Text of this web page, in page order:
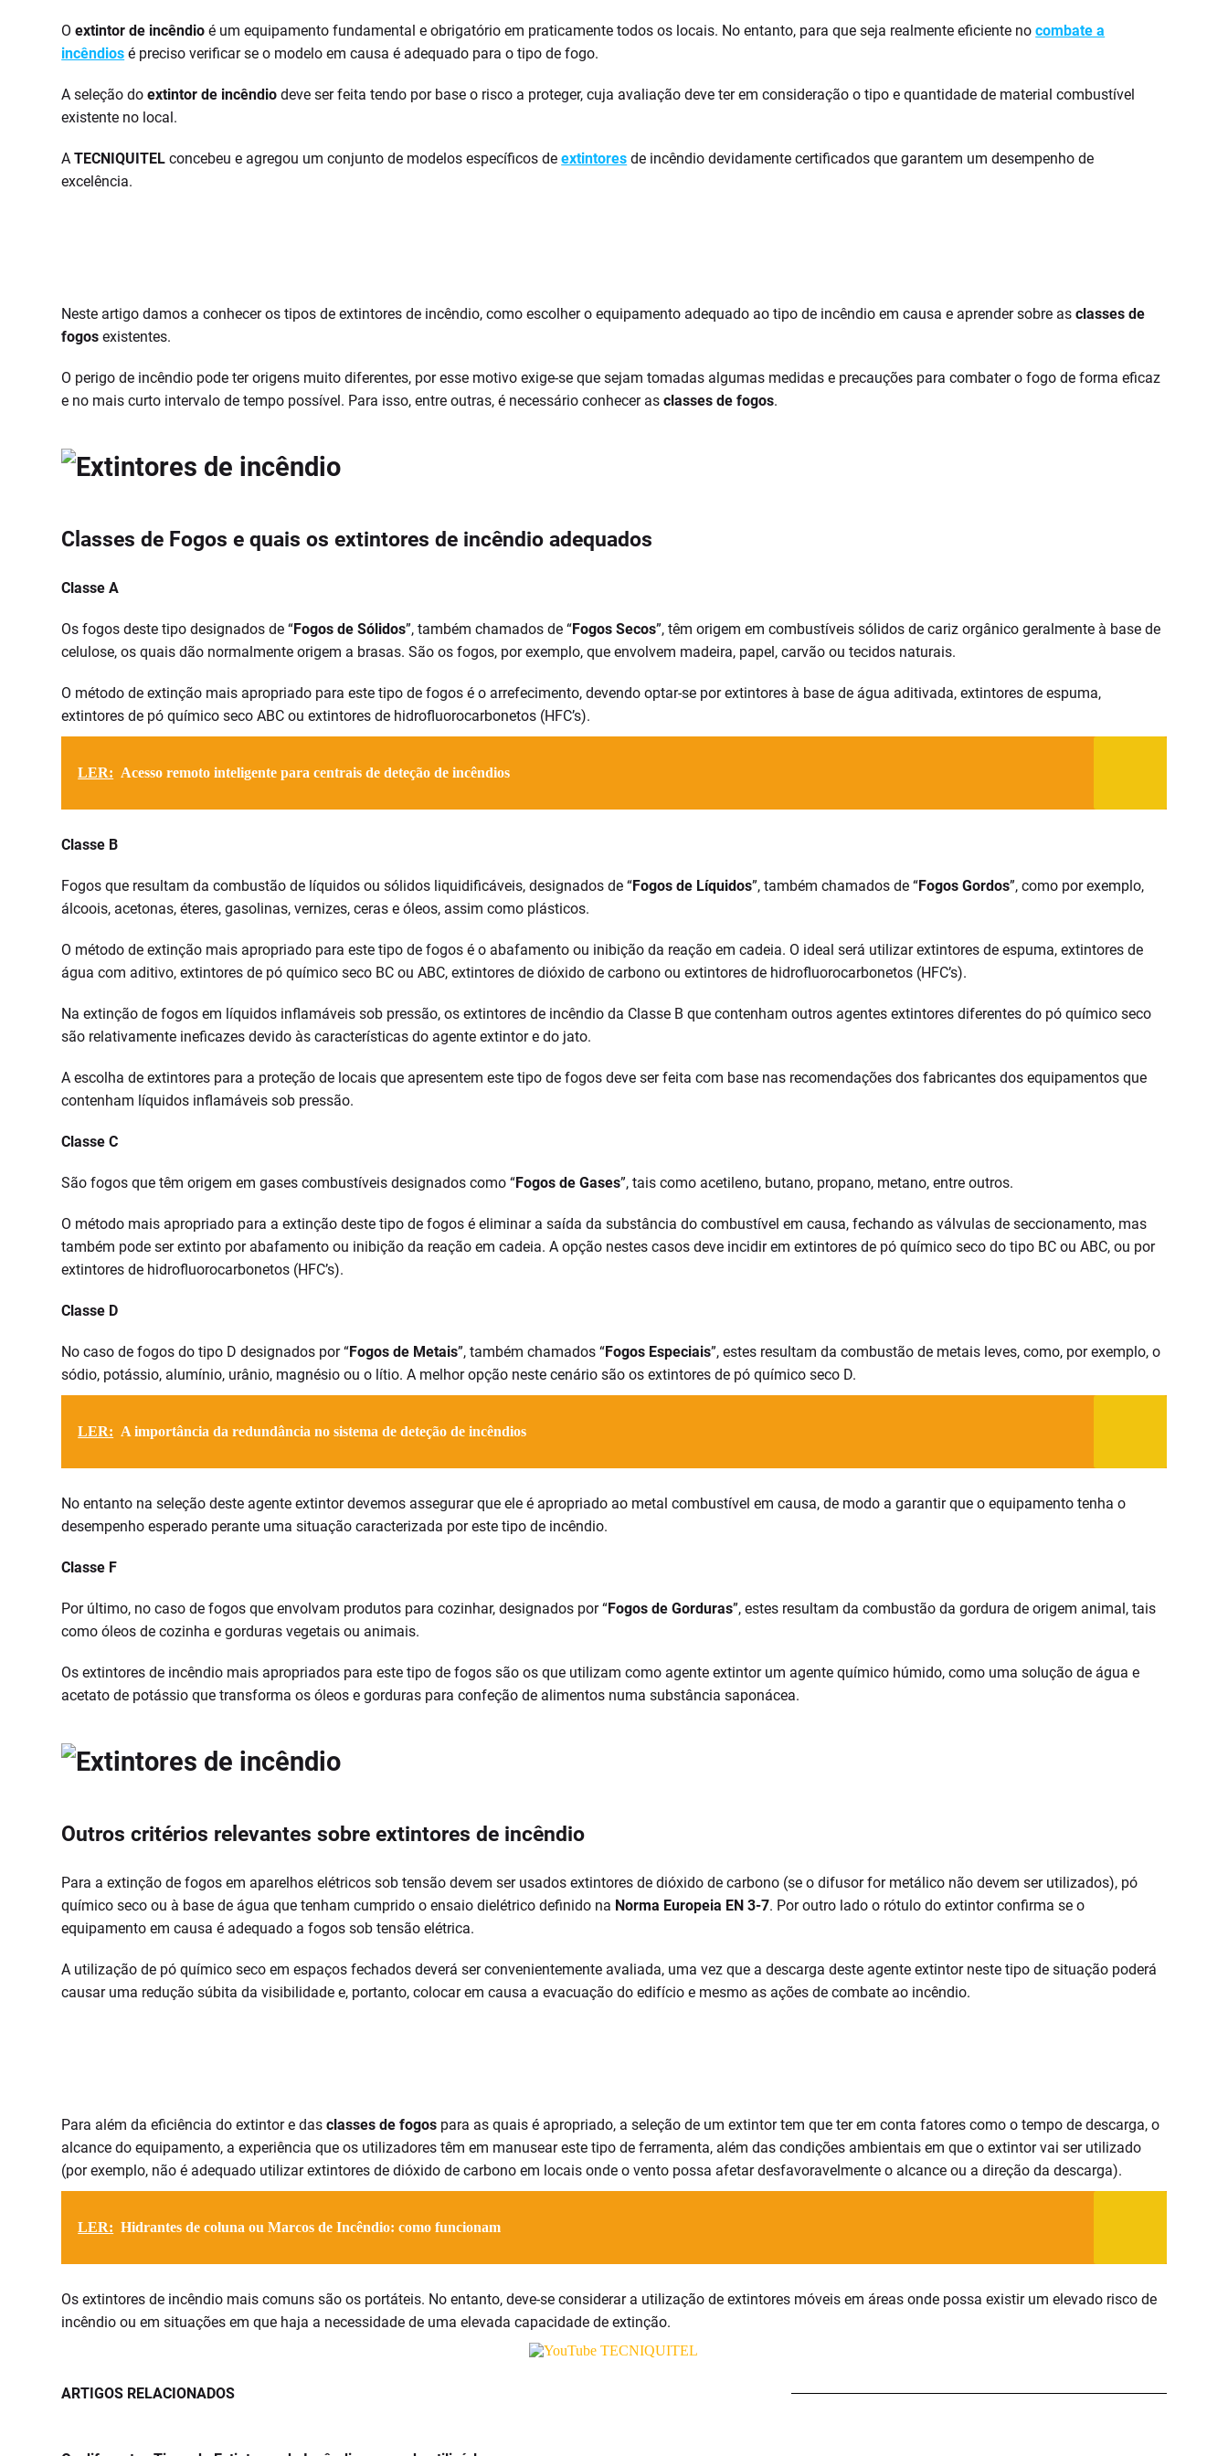
Oextintor de incêndio é um equipamento fundamental e obrigatório em praticamente todos os locais. No entanto, para que seja realmente eficiente nocombate a
incêndios é preciso verificar se o modelo em causa é adequado para o tipo de fogo.
A seleção doextintor de incêndio deve ser feita tendo por base o risco a proteger, cuja avaliação deve ter em consideração o tipo e quantidade de material combustível
existente no local.
ATECNIQUITEL concebeu e agregou um conjunto de modelos específicos deextintores de incêndio devidamente certificados que garantem um desempenho de
excelência.
Neste artigo damos a conhecer os tipos de extintores de incêndio, como escolher o equipamento adequado ao tipo de incêndio em causa e aprender sobre asclasses de
fogos existentes.
O perigo de incêndio pode ter origens muito diferentes, por esse motivo exige-se que sejam tomadas algumas medidas e precauções para combater o fogo de forma eficaz
e no mais curto intervalo de tempo possível. Para isso, entre outras, é necessário conhecer asclasses de fogos.
Classes de Fogos e quais os extintores de incêndio adequados
Classe A
Os fogos deste tipo designados de “Fogos de Sólidos”, também chamados de “Fogos Secos”, têm origem em combustíveis sólidos de cariz orgânico geralmente à base de
celulose, os quais dão normalmente origem a brasas. São os fogos, por exemplo, que envolvem madeira, papel, carvão ou tecidos naturais.
O método de extinção mais apropriado para este tipo de fogos é o arrefecimento, devendo optar-se por extintores à base de água aditivada, extintores de espuma,
extintores de pó químico seco ABC ou extintores de hidrofluorocarbonetos (HFC’s).
LER: Acesso remoto inteligente para centrais de deteção de incêndios
Classe B
Fogos que resultam da combustão de líquidos ou sólidos liquidificáveis, designados de “Fogos de Líquidos”, também chamados de “Fogos Gordos”, como por exemplo,
álcoois, acetonas, éteres, gasolinas, vernizes, ceras e óleos, assim como plásticos.
O método de extinção mais apropriado para este tipo de fogos é o abafamento ou inibição da reação em cadeia. O ideal será utilizar extintores de espuma, extintores de
água com aditivo, extintores de pó químico seco BC ou ABC, extintores de dióxido de carbono ou extintores de hidrofluorocarbonetos (HFC’s).
Na extinção de fogos em líquidos inflamáveis sob pressão, os extintores de incêndio da Classe B que contenham outros agentes extintores diferentes do pó químico seco
são relativamente ineficazes devido às características do agente extintor e do jato.
A escolha de extintores para a proteção de locais que apresentem este tipo de fogos deve ser feita com base nas recomendações dos fabricantes dos equipamentos que
contenham líquidos inflamáveis sob pressão.
Classe C
São fogos que têm origem em gases combustíveis designados como “Fogos de Gases”, tais como acetileno, butano, propano, metano, entre outros.
O método mais apropriado para a extinção deste tipo de fogos é eliminar a saída da substância do combustível em causa, fechando as válvulas de seccionamento, mas
também pode ser extinto por abafamento ou inibição da reação em cadeia. A opção nestes casos deve incidir em extintores de pó químico seco do tipo BC ou ABC, ou por
extintores de hidrofluorocarbonetos (HFC’s).
Classe D
No caso de fogos do tipo D designados por “Fogos de Metais”, também chamados “Fogos Especiais”, estes resultam da combustão de metais leves, como, por exemplo, o
sódio, potássio, alumínio, urânio, magnésio ou o lítio. A melhor opção neste cenário são os extintores de pó químico seco D.
LER: A importância da redundância no sistema de deteção de incêndios
No entanto na seleção deste agente extintor devemos assegurar que ele é apropriado ao metal combustível em causa, de modo a garantir que o equipamento tenha o
desempenho esperado perante uma situação caracterizada por este tipo de incêndio.
Classe F
Por último, no caso de fogos que envolvam produtos para cozinhar, designados por “Fogos de Gorduras”, estes resultam da combustão da gordura de origem animal, tais
como óleos de cozinha e gorduras vegetais ou animais.
Os extintores de incêndio mais apropriados para este tipo de fogos são os que utilizam como agente extintor um agente químico húmido, como uma solução de água e
acetato de potássio que transforma os óleos e gorduras para confeção de alimentos numa substância saponácea.
Outros critérios relevantes sobre extintores de incêndio
Para a extinção de fogos em aparelhos elétricos sob tensão devem ser usados extintores de dióxido de carbono (se o difusor for metálico não devem ser utilizados), pó
químico seco ou à base de água que tenham cumprido o ensaio dielétrico definido na Norma Europeia EN 3-7. Por outro lado o rótulo do extintor confirma se o
equipamento em causa é adequado a fogos sob tensão elétrica.
A utilização de pó químico seco em espaços fechados deverá ser convenientemente avaliada, uma vez que a descarga deste agente extintor neste tipo de situação poderá
causar uma redução súbita da visibilidade e, portanto, colocar em causa a evacuação do edifício e mesmo as ações de combate ao incêndio.
Para além da eficiência do extintor e dasclasses de fogos para as quais é apropriado, a seleção de um extintor tem que ter em conta fatores como o tempo de descarga, o
alcance do equipamento, a experiência que os utilizadores têm em manusear este tipo de ferramenta, além das condições ambientais em que o extintor vai ser utilizado
(por exemplo, não é adequado utilizar extintores de dióxido de carbono em locais onde o vento possa afetar desfavoravelmente o alcance ou a direção da descarga).
LER: Hidrantes de coluna ou Marcos de Incêndio: como funcionam
Os extintores de incêndio mais comuns são os portáteis. No entanto, deve-se considerar a utilização de extintores móveis em áreas onde possa existir um elevado risco de
incêndio ou em situações em que haja a necessidade de uma elevada capacidade de extinção.
ARTIGOS RELACIONADOS